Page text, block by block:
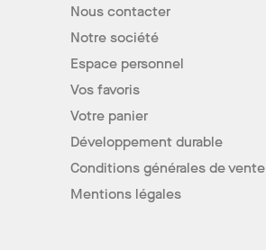
Nous contacter
Notre société
Espace personnel
Vos favoris
Votre panier
Développement durable
Conditions générales de vente
Mentions légales